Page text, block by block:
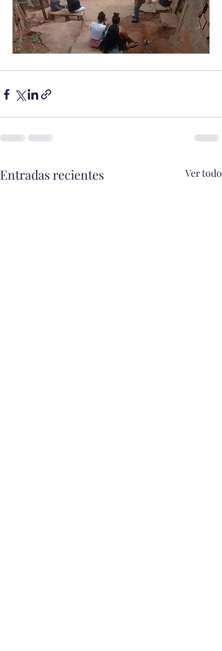
Entradas recientes Ver todo